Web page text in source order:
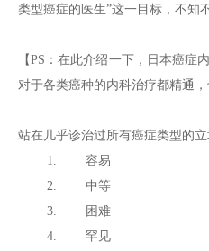
类型癌症的医生”这一目标，不知
【PS：在此介绍一下，日本癌
对于各类癌种的内科治疗都精通
站在几乎诊治过所有癌症类型的
1. 容易
2. 中等
3. 困难
4. 罕见